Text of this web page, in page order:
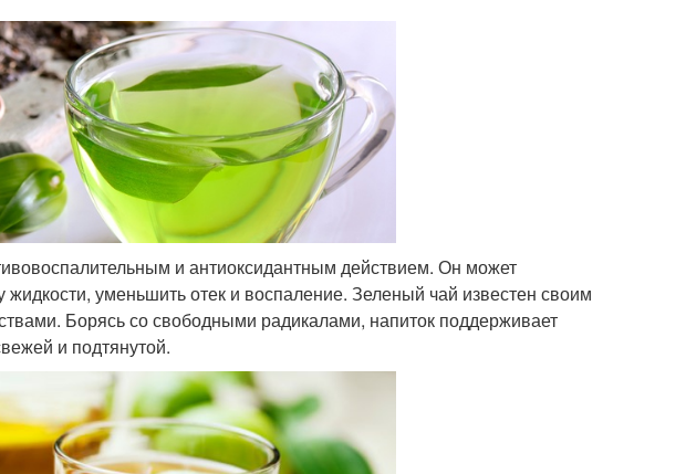
и антиоксидантным действием. Он может
жидкости, уменьшить отек и воспаление. Зеленый чай известен своим
Борясь со свободными радикалами, напиток поддерживает
и подтянутой.